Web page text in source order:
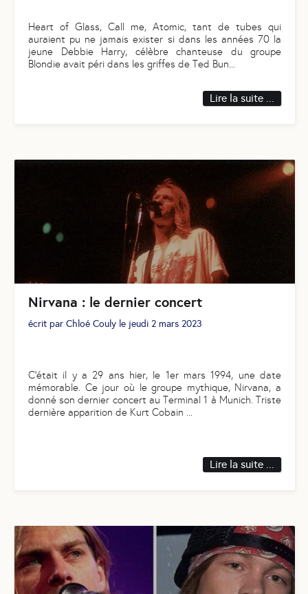
Heart of Glass, Call me, Atomic, tant de tubes qui
auraient pu ne jamais exister si dans les années 70 la
jeune Debbie Harry, célèbre chanteuse du groupe
Blondie avait péri dans les griffes de Ted Bun
Lire la suite ...
Nirvana : le dernier concert
écrit par Chloé Couly le jeudi 2 mars 2023
C’était il y a 29 ans hier, le 1er mars 1994, une date
mémorable. Ce jour où le groupe mythique, Nirvana, a
donné son dernier concert au Terminal 1 à Munich. Triste
dernière apparition de Kurt Cobain
Lire la suite ...